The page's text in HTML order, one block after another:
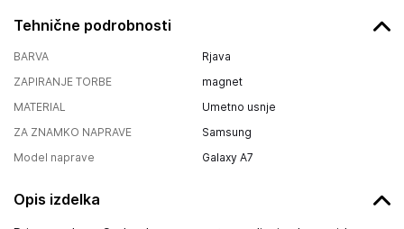
Tehnične podrobnosti
BARVA
Rjava
ZAPIRANJE TORBE
magnet
MATERIAL
Umetno usnje
ZA ZNAMKO NAPRAVE
Samsung
Model naprave
Galaxy A7
Opis izdelka